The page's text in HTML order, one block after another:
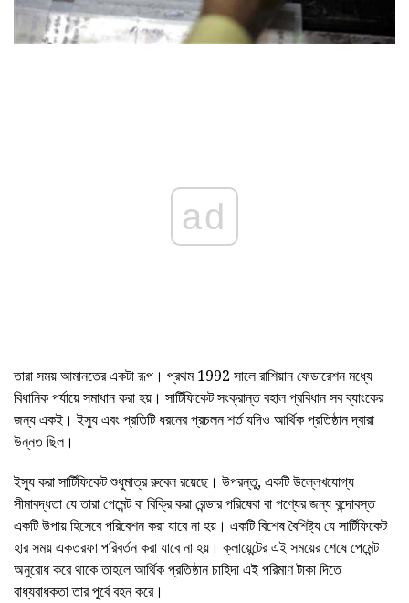
ad
তারা সময় আমানতের একটা রূপ। প্রথম 1992 সালে রাশিয়ান ফেডারেশন মধ্যে
বিধানিক পর্যায়ে সমাধান করা হয়। সার্টিফিকেট সংক্রান্ত বহাল প্রবিধান সব ব্যাংকের
জন্য একই। ইস্যু এবং প্রতিটি ধরনের প্রচলন শর্ত যদিও আর্থিক প্রতিষ্ঠান দ্বারা
উন্নত ছিল।
ইস্যু করা সার্টিফিকেট শুধুমাত্র রুবেল রয়েছে। উপরন্তু, একটি উল্লেখযোগ্য
সীমাবদ্ধতা যে তারা পেমেন্ট বা বিক্রি করা রেন্ডার পরিষেবা বা পণ্যের জন্য বন্দোবস্ত
একটি উপায় হিসেবে পরিবেশন করা যাবে না হয়। একটি বিশেষ বৈশিষ্ট্য যে সার্টিফিকেট
হার সময় একতরফা পরিবর্তন করা যাবে না হয়। ক্লায়েন্টের এই সময়ের শেষে পেমেন্ট
অনুরোধ করে থাকে তাহলে আর্থিক প্রতিষ্ঠান চাহিদা এই পরিমাণ টাকা দিতে
বাধ্যবাধকতা তার পূর্বে বহন করে।